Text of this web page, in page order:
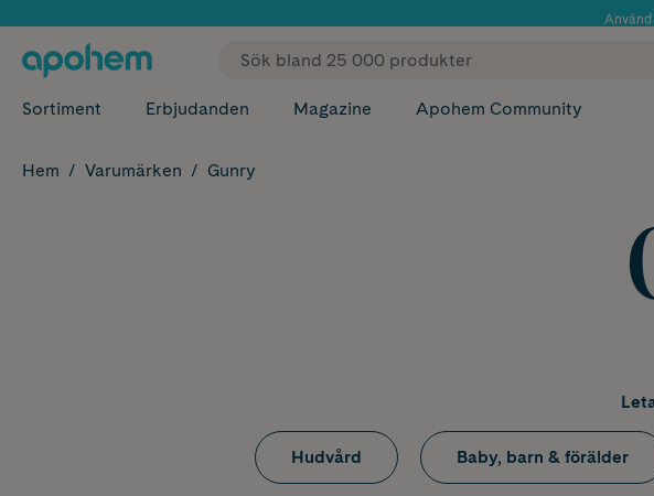
✓ Fri frakt
Sortiment Erbjudanden Magazine Apohem Community
Hem Varumärken Gunry
Hudvård Baby, barn & förälder